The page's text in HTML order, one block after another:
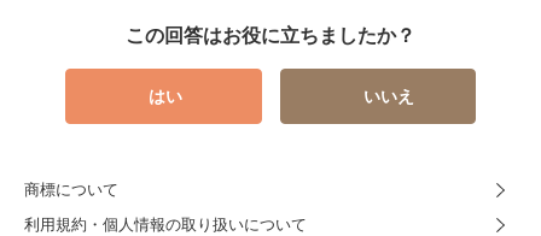
この回答はお役に立ちましたか？
はい いいえ
商標について
利用規約・個人情報の取り扱いについて